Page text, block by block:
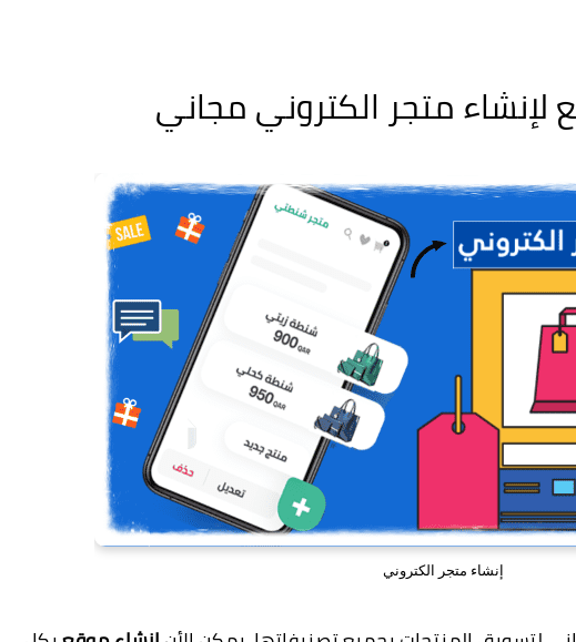
متجر الكتروني مجاني
إنشاء متجر الكتروني